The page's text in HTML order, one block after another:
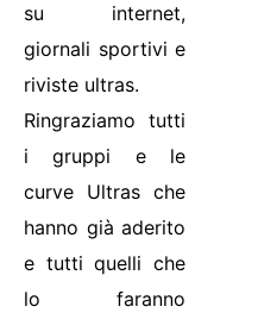
su internet,
giornali sportivi e
riviste ultras.
Ringraziamo tutti
i gruppi e le
curve Ultras che
hanno già aderito
e tutti quelli che
lo faranno